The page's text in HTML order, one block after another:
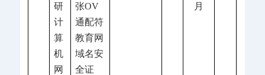
研
计
算
机
网
张OV
通配符
教育网
域名安
全证
月